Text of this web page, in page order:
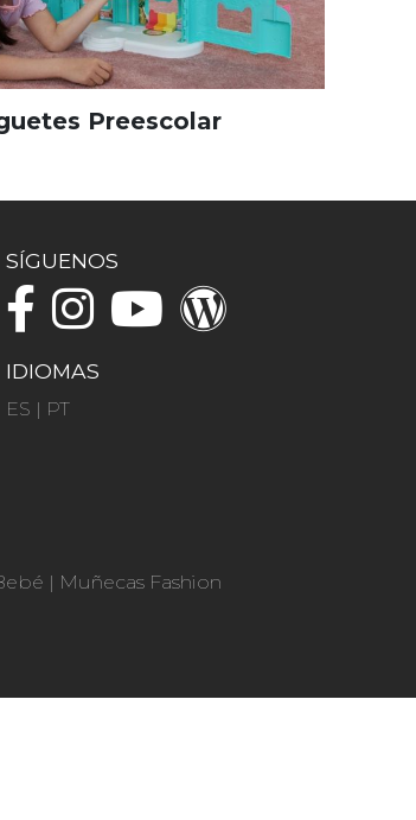
Preescolar
SÍGUENOS
IDIOMAS
ES | PT
| Muñecas Fashion